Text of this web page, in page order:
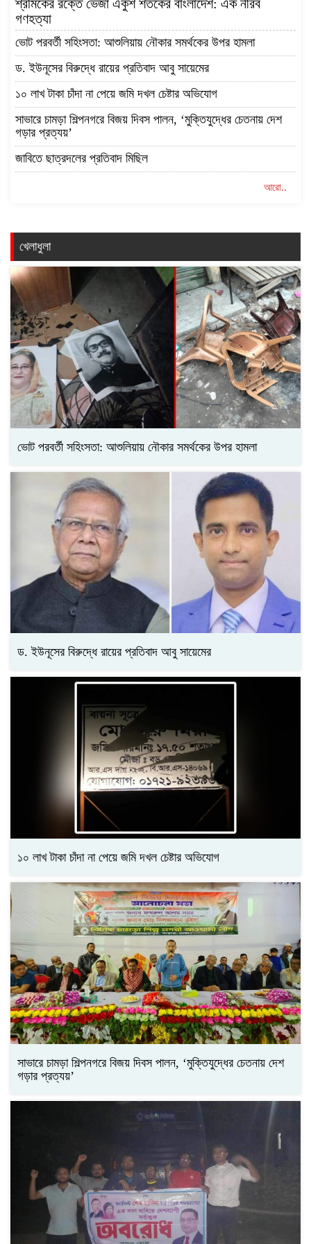
শ্রমিকের রক্তে ভেজা একুশ শতকের বাংলাদেশ: এক নীরব
গণহত্যা
ভোট পরবর্তী সহিংসতা: আশুলিয়ায় নৌকার সমর্থকের উপর হামলা
ড. ইউনূসের বিরুদ্ধে রায়ের প্রতিবাদ আবু সায়েমের
১০ লাখ টাকা চাঁদা না পেয়ে জমি দখল চেষ্টার অভিযোগ
সাভারে চামড়া শিল্পনগরে বিজয় দিবস পালন, ‘মুক্তিযুদ্ধের চেতনায় দেশ
গড়ার প্রত্যয়’
জাবিতে ছাত্রদলের প্রতিবাদ মিছিল
আরো..
খেলাধুলা
ভোট পরবর্তী সহিংসতা: আশুলিয়ায় নৌকার সমর্থকের উপর হামলা
ড. ইউনূসের বিরুদ্ধে রায়ের প্রতিবাদ আবু সায়েমের
১০ লাখ টাকা চাঁদা না পেয়ে জমি দখল চেষ্টার অভিযোগ
সাভারে চামড়া শিল্পনগরে বিজয় দিবস পালন, ‘মুক্তিযুদ্ধের চেতনায় দেশ
গড়ার প্রত্যয়’